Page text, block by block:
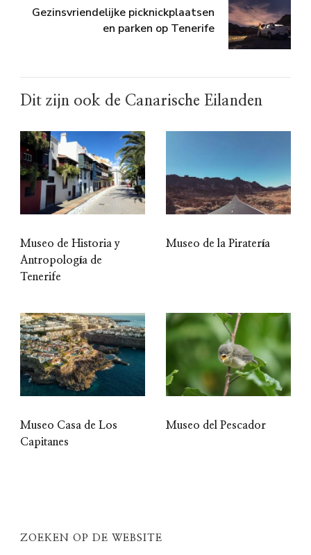
Gezinsvriendelijke picknickplaatsen
en parken op Tenerife
Dit zijn ook de Canarische Eilanden
Museo de Historia y
Antropología de
Tenerife
Museo de la Piratería
Museo Casa de Los
Capitanes
Museo del Pescador
ZOEKEN OP DE WEBSITE